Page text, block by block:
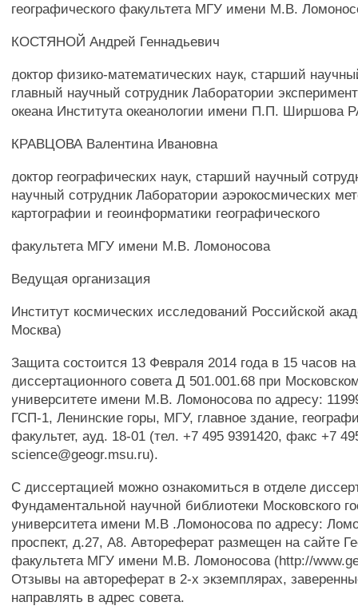
географического факультета МГУ имени М.В.
КОСТЯНОЙ Андрей Геннадьевич
доктор физико-математических наук, старший
главный научный сотрудник Лаборатории
океана Института океанологии имени П.П. Ширшова
КРАВЦОВА Валентина Ивановна
доктор географических наук, старший научный
научный сотрудник Лаборатории аэрокосмических
картографии и геоинформатики географического
факультета МГУ имени М.В. Ломоносова
Ведущая организация
Институт космических исследований Российской
Москва)
Защита состоится 13 Февраля 2014 года в 15 часов
диссертационного совета Д 501.001.68 при
университете имени М.В. Ломоносова по адресу:
ГСП-1, Ленинские горы, МГУ, главное здание,
факультет, ауд. 18-01 (тел. +7 495 9391420, факс +7
science@geogr.msu.ru).
С диссертацией можно ознакомиться в отделе
Фундаментальной научной библиотеки Московского
университета имени М.В .Ломоносова по адресу:
проспект, д.27, А8. Автореферат размещен на сайте
факультета МГУ имени М.В. Ломоносова (http://
Отзывы на автореферат в 2-х экземплярах,
направлять в адрес совета.